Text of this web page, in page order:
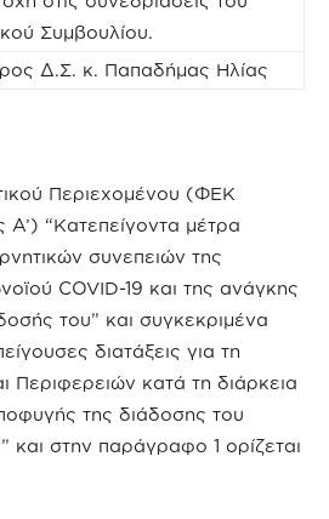
Συμβουλίου.
Δ.Σ. κ. Παπαδήμας Ηλίας
Περιεχομένου (ΦΕΚ
“Κατεπείγοντα μέτρα
συνεπειών της
COVID-19 και της ανάγκης
του” και συγκεκριμένα
διατάξεις για τη
Περιφερειών κατά τη διάρκεια
της διάδοσης του
και στην παράγραφο 1 ορίζεται